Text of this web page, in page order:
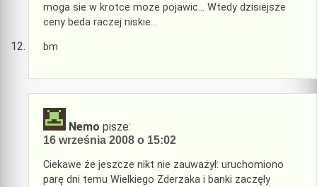
moga sie w krotce moze pojawic… Wtedy dzisiejsze
ceny beda raczej niskie…
bm
Nemo pisze:
16 września 2008 o 15:02
Ciekawe że jeszcze nikt nie zauważył: uruchomiono
parę dni temu Wielkiego Zderzaka i banki zaczęły